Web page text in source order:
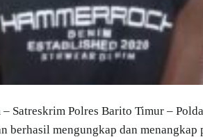
Satreskrim Polres Barito Timur –
berhasil mengungkap dan